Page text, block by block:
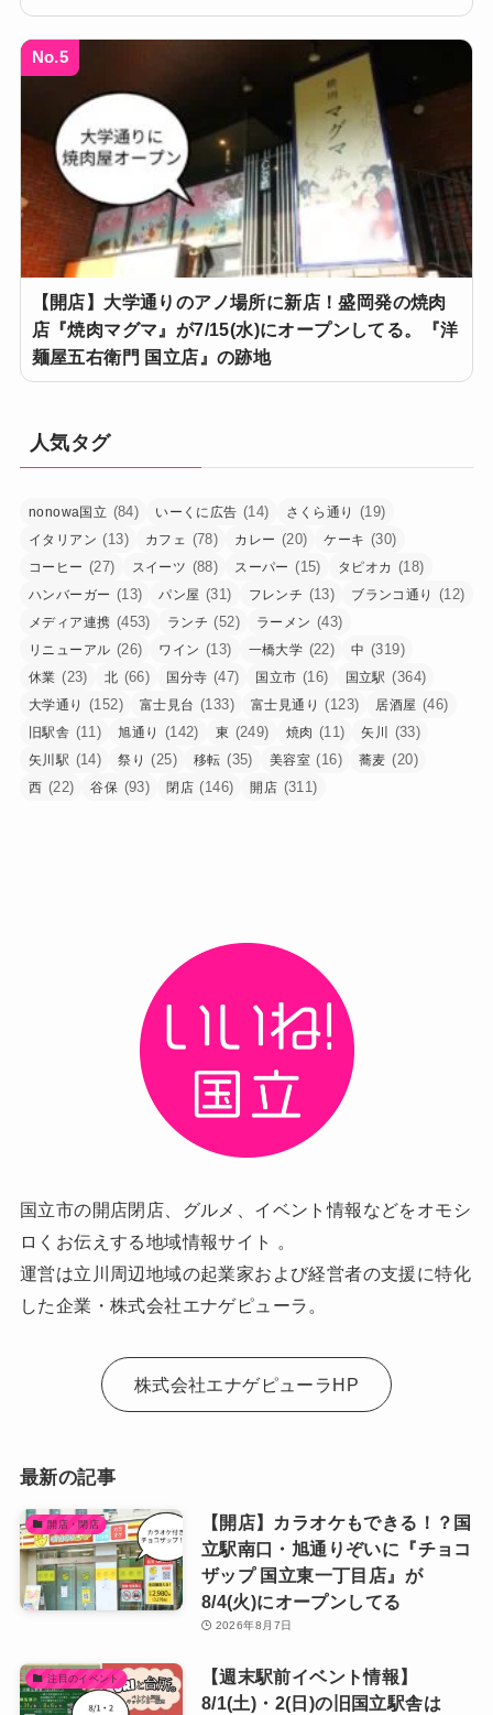
No.5
【開店】大学通りのアノ場所に新店！盛岡発の焼肉
店『焼肉マグマ』が7/15(水)にオープンしてる。『洋
麺屋五右衛門 国立店』の跡地
人気タグ
nonowa国立 (84) いーくに広告 (14) さくら通り (19)
イタリアン (13) カフェ (78) カレー (20) ケーキ (30)
コーヒー (27) スイーツ (88) スーパー (15) タピオカ (18)
ハンバーガー (13) パン屋 (31) フレンチ (13) ブランコ通り (12)
メディア連携 (453) ランチ (52) ラーメン (43)
リニューアル (26) ワイン (13) 一橋大学 (22) 中 (319)
休業 (23) 北 (66) 国分寺 (47) 国立市 (16) 国立駅 (364)
大学通り (152) 富士見台 (133) 富士見通り (123) 居酒屋 (46)
旧駅舎 (11) 旭通り (142) 東 (249) 焼肉 (11) 矢川 (33)
矢川駅 (14) 祭り (25) 移転 (35) 美容室 (16) 蕎麦 (20)
西 (22) 谷保 (93) 閉店 (146) 開店 (311)
国立市の開店閉店、グルメ、イベント情報などをオモシ
ロくお伝えする地域情報サイト 。
運営は立川周辺地域の起業家および経営者の支援に特化
した企業・株式会社エナゲピューラ。
株式会社エナゲピューラHP
最新の記事
開店・閉店
【開店】カラオケもできる！？国
立駅南口・旭通りぞいに『チョコ
ザップ 国立東一丁目店』が
8/4(火)にオープンしてる
2026年8月7日
注目のイベント
【週末駅前イベント情報】
8/1(土)・2(日)の旧国立駅舎は